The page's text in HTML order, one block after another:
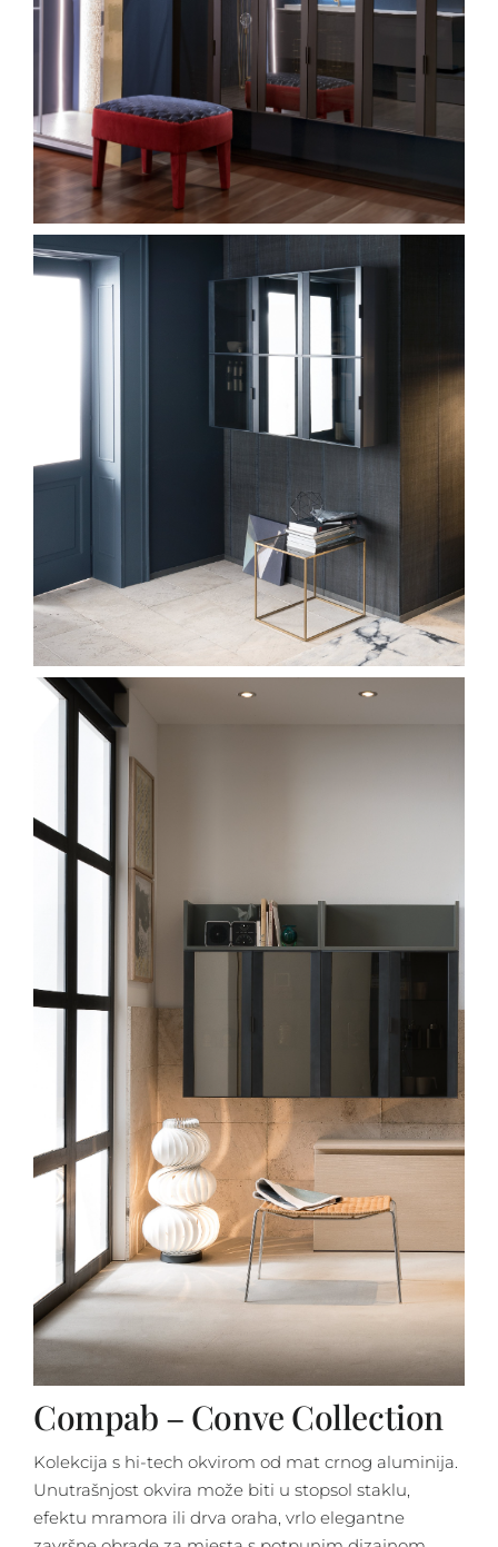
Compab – Conve Collection
Kolekcija s hi-tech okvirom od mat crnog aluminija.
Unutrašnjost okvira može biti u stopsol staklu,
efektu mramora ili drva oraha, vrlo elegantne